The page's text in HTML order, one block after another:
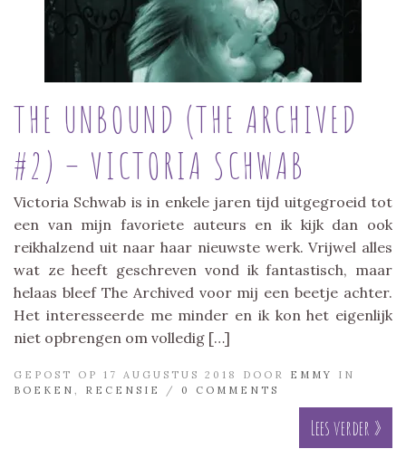
THE UNBOUND (THE ARCHIVED
#2) – VICTORIA SCHWAB
Victoria Schwab is in enkele jaren tijd uitgegroeid tot
een van mijn favoriete auteurs en ik kijk dan ook
reikhalzend uit naar haar nieuwste werk. Vrijwel alles
wat ze heeft geschreven vond ik fantastisch, maar
helaas bleef The Archived voor mij een beetje achter.
Het interesseerde me minder en ik kon het eigenlijk
niet opbrengen om volledig […]
GEPOST OP 17 AUGUSTUS 2018 DOOR EMMY
IN
BOEKEN
RECENSIE / 0 COMMENTS
Lees verder »